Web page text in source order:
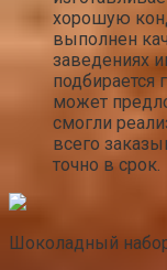
хорошую
выполнен
заведениях
подбирается
может
смогли
всего
точно в срок.
Шоколадный